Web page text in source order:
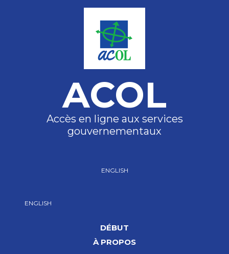
ACOL
Accès en ligne aux services
gouvernementaux
ENGLISH
ENGLISH
DÉBUT
À PROPOS